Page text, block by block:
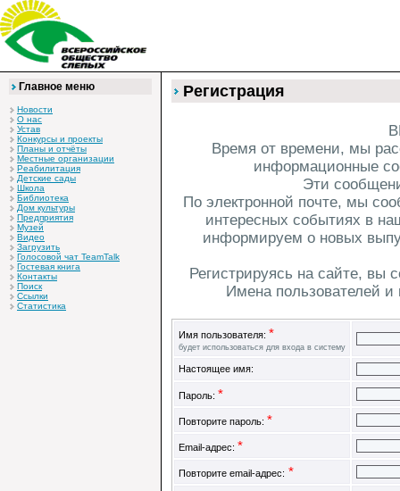
Главное меню
Новости
О нас
Устав
Конкурсы и проекты
Планы и отчёты
Местные организации
Реабилитация
Детские сады
Школа
Библиотека
Дом культуры
Предприятия
Музей
Видео
Загрузить
Голосовой чат TeamTalk
Гостевая книга
Контакты
Поиск
Ссылки
Статистика
Регистрация
Время от времени, мы
информационные
Эти
По электронной почте, мы
интересных событиях в
информируем о новых
Регистрируясь на сайте, вы
Имена пользователей
Имя пользователя: *
будет использоваться для входа в систему
Настоящее имя:
Пароль: *
Повторите пароль: *
Email-адрес: *
Повторите email-адрес: *